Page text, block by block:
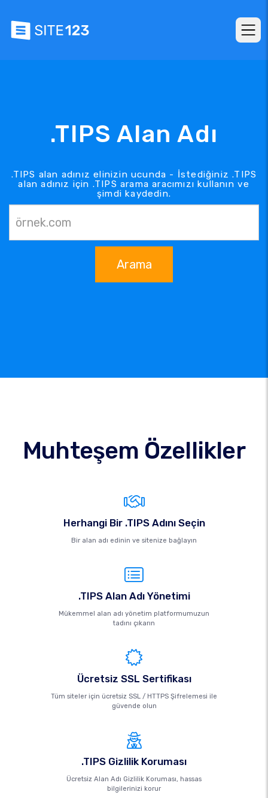
.TIPS Alan Adı
.TIPS alan adınız elinizin ucunda - İstediğiniz .TIPS
alan adınız için .TIPS arama aracımızı kullanın ve
şimdi kaydedin.
Arama
Muhteşem Özellikler
Herhangi Bir .TIPS Adını Seçin
Bir alan adı edinin ve sitenize bağlayın
.TIPS Alan Adı Yönetimi
Mükemmel alan adı yönetim platformumuzun
tadını çıkarın
Ücretsiz SSL Sertifikası
Tüm siteler için ücretsiz SSL / HTTPS Şifrelemesi ile
güvende olun
.TIPS Gizlilik Koruması
Ücretsiz Alan Adı Gizlilik Koruması, hassas
bilgilerinizi korur